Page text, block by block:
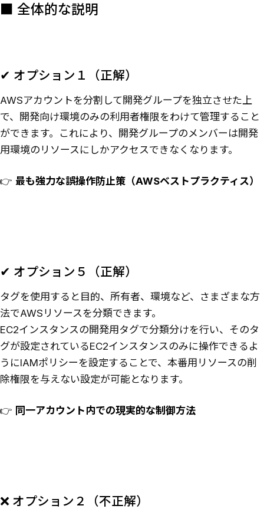
■ 全体的な説明
✔ オプション１（正解）
AWSアカウントを分割して開発グループを独立させた上
で、開発向け環境のみの利用者権限をわけて管理すること
ができます。これにより、開発グループのメンバーは開発
用環境のリソースにしかアクセスできなくなります。
👉 最も強力な誤操作防止策（AWSベストプラクティス）
✔ オプション５（正解）
タグを使用すると目的、所有者、環境など、さまざまな方
法でAWSリソースを分類できます。
EC2インスタンスの開発用タグで分類分けを行い、そのタ
グが設定されているEC2インスタンスのみに操作できるよ
うにIAMポリシーを設定することで、本番用リソースの削
除権限を与えない設定が可能となります。
👉 同一アカウント内での現実的な制御方法
❌ オプション２（不正解）